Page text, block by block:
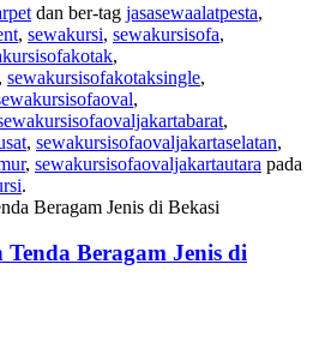
dan ber-tag jasasewaalatpesta,
, sewakursi, sewakursisofa,
,
, sewakursisofakotaksingle,
,
,
, sewakursisofaovaljakartaselatan,
, sewakursisofaovaljakartautara pada
.
Tenda Beragam Jenis di